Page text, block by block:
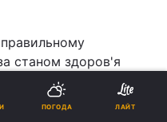
станом здоров'я
тижнів.
до лікаря, якщо
ПОГОДА ЛАЙТ